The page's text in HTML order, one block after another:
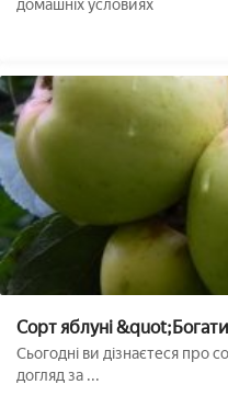
домашніх условиях
Сорт яблуні
посадка, догляд
Сьогодні ви дізнаєтеся про
догляд за ...